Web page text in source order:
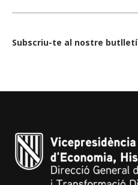
Subscriu-te al nostre butlletí